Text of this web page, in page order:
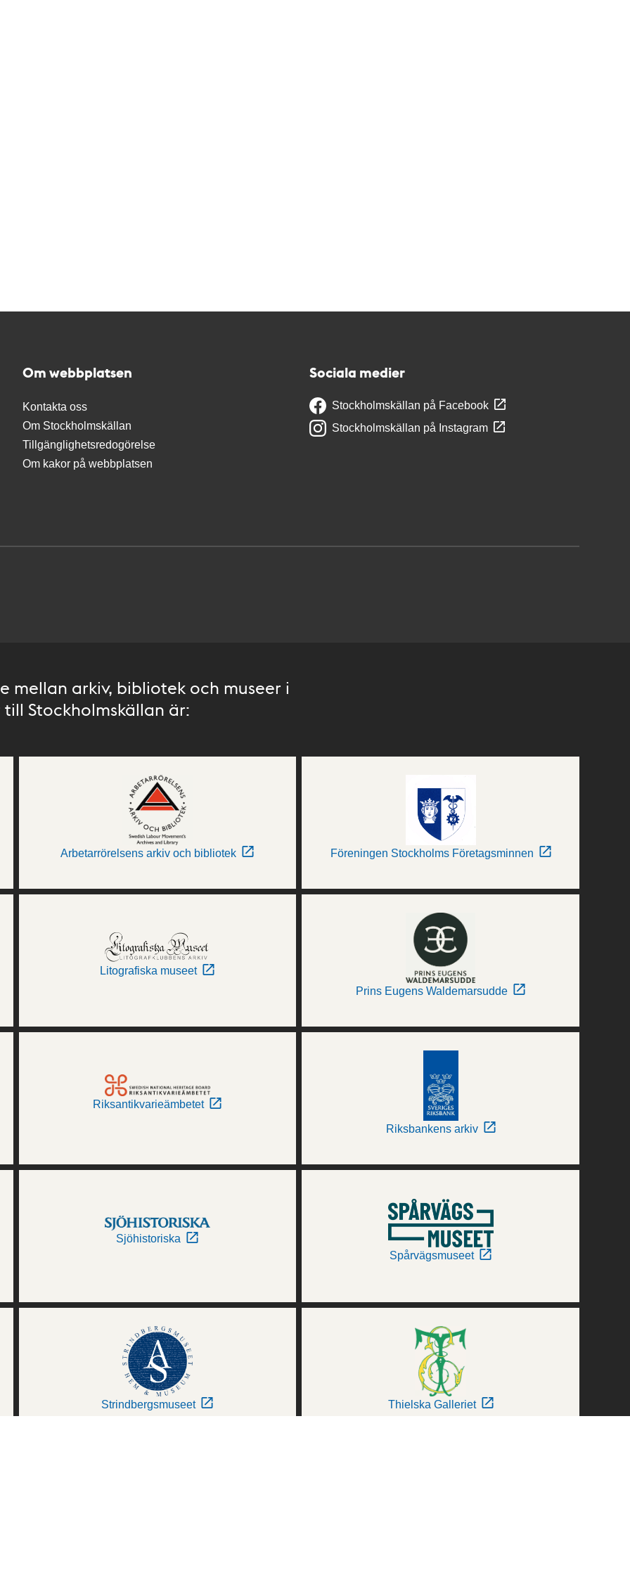
Om webbplatsen
Kontakta oss
Om Stockholmskällan
Tillgänglighetsredogörelse
Om kakor på webbplatsen
Sociala medier
Stockholmskällan på Facebook
Stockholmskällan på Instagram
mellan arkiv, bibliotek och museer i
Stockholmskällan är:
Arbetarrörelsens arkiv och bibliotek Föreningen Stockholms Företagsminnen
Litografiska museet
Prins Eugens Waldemarsudde
Riksantikvarieämbetet
Riksbankens arkiv
Sjöhistoriska
Spårvägsmuseet
Strindbergsmuseet Thielska Galleriet